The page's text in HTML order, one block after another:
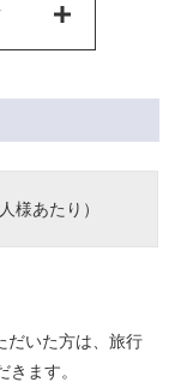
様あたり）
だいた方は、旅行
ます。